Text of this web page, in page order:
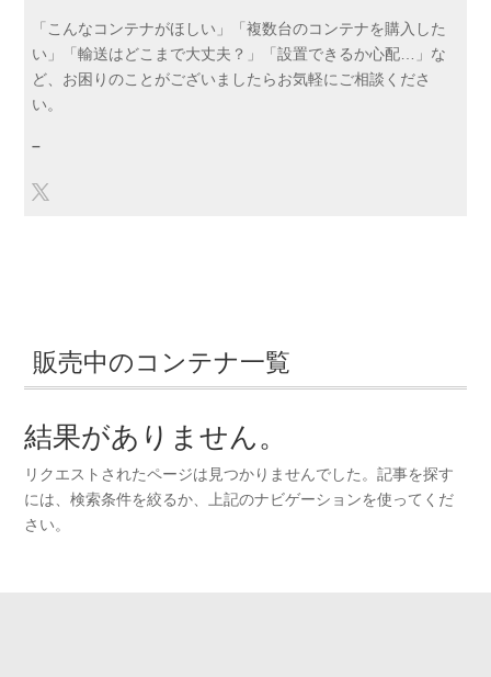
「こんなコンテナがほしい」「複数台のコンテナを購入した
い」「輸送はどこまで大丈夫？」「設置できるか心配…」な
ど、お困りのことがございましたらお気軽にご相談くださ
い。
–
販売中のコンテナ一覧
結果がありません。
リクエストされたページは見つかりませんでした。記事を探す
には、検索条件を絞るか、上記のナビゲーションを使ってくだ
さい。